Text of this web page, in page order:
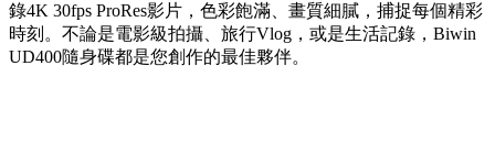
錄4K 30fps ProRes影片，色彩飽滿、畫質細膩，捕捉每個精彩
時刻。不論是電影級拍攝、旅行Vlog，或是生活記錄，Biwin
UD400隨身碟都是您創作的最佳夥伴。